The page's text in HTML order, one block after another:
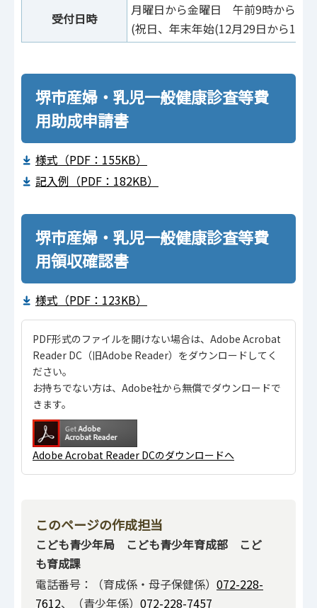
受付日時
月曜日から金曜日 午前9時から午
(祝日、年末年始(12月29日から1月
堺市産婦・乳児一般健康診査等費
用助成申請書
様式（PDF：155KB）
記入例（PDF：182KB）
堺市産婦・乳児一般健康診査等費
用領収確認書
様式（PDF：123KB）
PDF形式のファイルを開けない場合は、Adobe Acrobat
Reader DC（旧Adobe Reader）をダウンロードしてく
ださい。
お持ちでない方は、Adobe社から無償でダウンロードで
きます。
Adobe Acrobat Reader DCのダウンロードへ
このページの作成担当
こども青少年局 こども青少年育成部 こど
も育成課
電話番号：（育成係・母子保健係） 072-228-
7612、（青少年係） 072-228-7457